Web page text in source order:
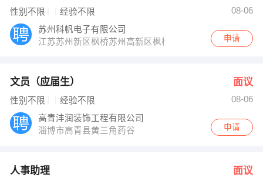
性别不限 经验不限
08-06
苏州科帆电子有限公司
江苏苏州新区枫桥苏州高新区枫桥工业园
申请
文员（应届生） 面议
性别不限 经验不限
08-06
高青沣润装饰工程有限公司
淄博市高青县黄三角药谷
申请
人事助理 面议